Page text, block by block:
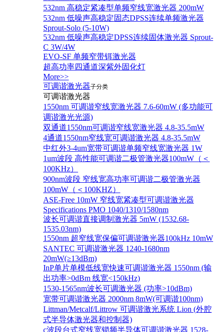
532nm 高稳定紧凑型单频窄线宽激光器 200mW
532nm 低噪声高稳定固态DPSS连续单频激光器
Sprout‐Solo (5-10W)
532nm 低噪声高稳定DPSS连续固体激光器 Sprout-
C 3W/4W
EVO-SF 单频窄带铒激光器
超高功率四通道深紫外固化灯
More>>
可调谐激光器子分类
可调谐激光器
1550nm 可调谐窄线宽激光器 7.6-60mW (多功能可
调谐激光光源)
双通道1550nm可调谐窄线宽激光器 4.8-35.5mW
4通道1550nm窄线宽可调谐激光器 4.8-35.5mW
中红外3-4um宽带可调谐单频窄线宽激光器 1W
1um波段 高性能可调谐二极管激光器100mW（＜
100KHz）
900nm波段 窄线宽高功率可调谐二极管激光器
100mW（＜100KHZ）
ASE-Free 10mW 窄线宽紧凑型可调谐激光器
Specifications PMO 1040/1310/1580nm
波长可调谐直接调制激光器 5mW (1532.68-
1535.03nm)
1550nm 超窄线宽保偏可调谐激光器100kHz 10mW
SANTEC 可调谐激光器 1240-1680nm
20mW(≥13dBm)
InP单片单模低线宽快速可调谐激光器 1550nm (输
出功率>0dBm 线宽<150kHz)
1530-1565nm波长可调激光器 (功率>10dBm)
宽带可调谐激光器 2000nm 8mW(可调谐100nm)
Littman/Metcalf/Littrow 可调谐激光系统 Lion (外腔
式半导体激光器和控制器)
c波段台式窄线宽锁频半导体可调谐激光器 1528-